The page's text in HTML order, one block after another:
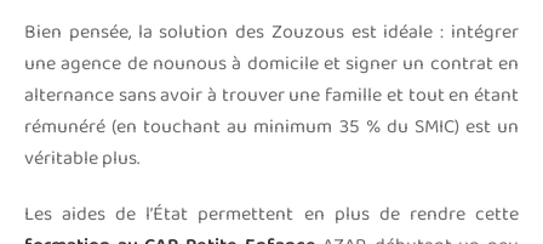
Bien pensée, la solution des Zouzous est idéale : intégrer
une agence de nounous à domicile et signer un contrat en
alternance sans avoir à trouver une famille et tout en étant
rémunéré (en touchant au minimum 35 % du SMIC) est un
véritable plus.
Les aides de l’État permettent en plus de rendre cette